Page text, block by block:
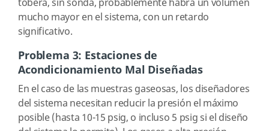
tobera, sin sonda, probablemente habrá un volumen
mucho mayor en el sistema, con un retardo
significativo.
Problema 3: Estaciones de
Acondicionamiento Mal Diseñadas
En el caso de las muestras gaseosas, los diseñadores
del sistema necesitan reducir la presión el máximo
posible (hasta 10-15 psig, o incluso 5 psig si el diseño